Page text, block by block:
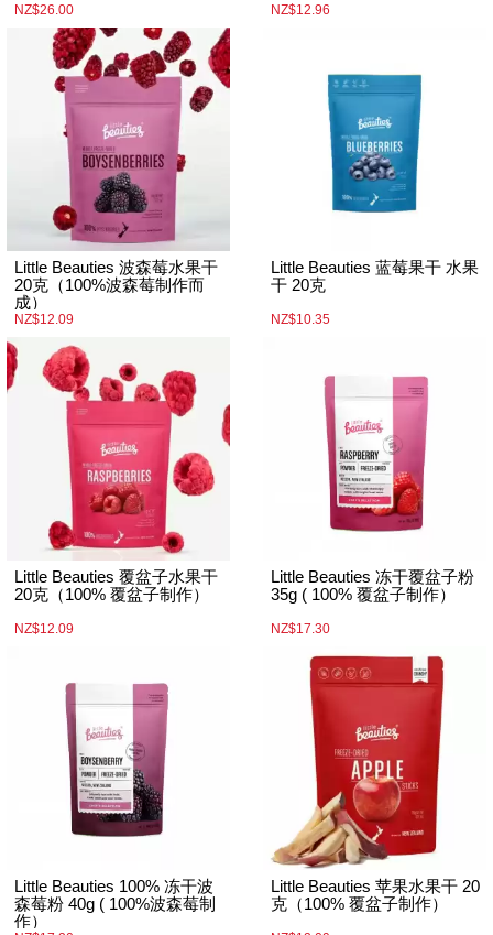
NZ$26.00 NZ$12.96
Little Beauties 波森莓水果干
20克（100%波森莓制作而
成）
NZ$12.09
Little Beauties 蓝莓果干 水果
干 20克
NZ$10.35
Little Beauties 覆盆子水果干
20克（100% 覆盆子制作）
NZ$12.09
Little Beauties 冻干覆盆子粉
35g ( 100% 覆盆子制作）
NZ$17.30
Little Beauties 100% 冻干波
森莓粉 40g ( 100%波森莓制
作）
Little Beauties 苹果水果干 20
克（100% 覆盆子制作）